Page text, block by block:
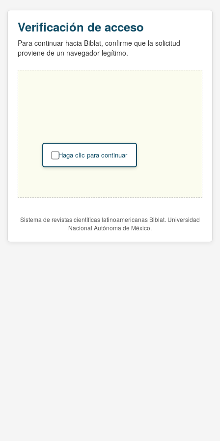
Verificación de acceso
Para continuar hacia Biblat, confirme que la solicitud
proviene de un navegador legítimo.
Haga clic para continuar
Sistema de revistas científicas latinoamericanas Biblat. Universidad
Nacional Autónoma de México.